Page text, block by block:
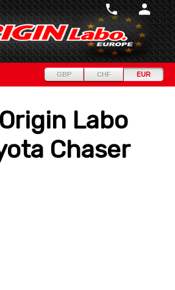
GBP CHF EUR
Labo
Chaser